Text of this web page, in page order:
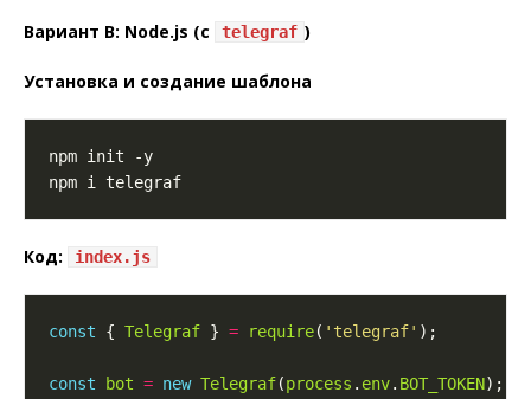
Вариант B: Node.js (с telegraf )
Установка и создание шаблона
Код: index.js
const { Telegraf } = require( 'telegraf'
const bot = new Telegraf(process . env. BOT_TOKEN);